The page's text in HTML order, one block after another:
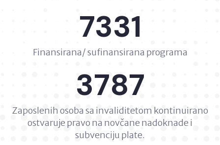
7331
Finansirana/ sufinansirana programa
3787
Zaposlenih osoba sa invaliditetom kontinuirano
ostvaruje pravo na novčane nadoknade i
subvenciju plate.